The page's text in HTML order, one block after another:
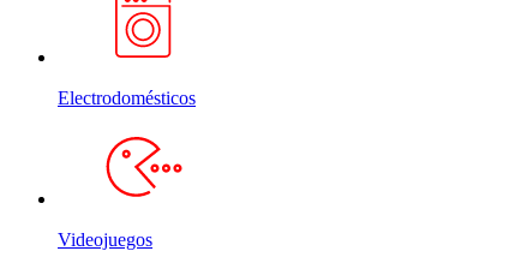
Electrodomésticos
Videojuegos